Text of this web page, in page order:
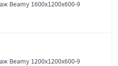
Beamy 1600x1200x600-9
Beamy 1200x1200x600-9